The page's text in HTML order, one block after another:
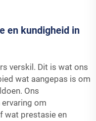
en kundigheid in
verskil. Dit is wat ons
wat aangepas is om
Ons
om
wat prestasie en